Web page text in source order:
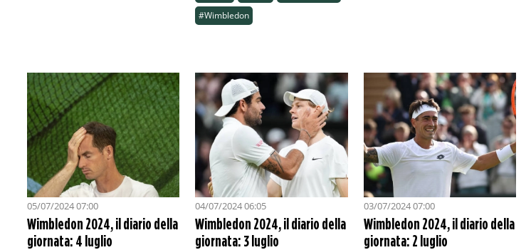
#Wimbledon
05/07/2024 07:00
Wimbledon 2024, il diario della
giornata: 4 luglio
04/07/2024 06:05
Wimbledon 2024, il diario della
giornata: 3 luglio
03/07/2024 07:00
Wimbledon 2024, il diario della
giornata: 2 luglio